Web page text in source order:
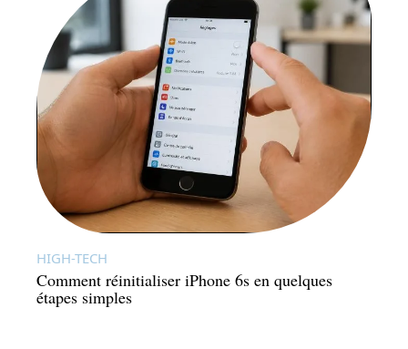
HIGH-TECH
Comment réinitialiser iPhone 6s en quelques
étapes simples